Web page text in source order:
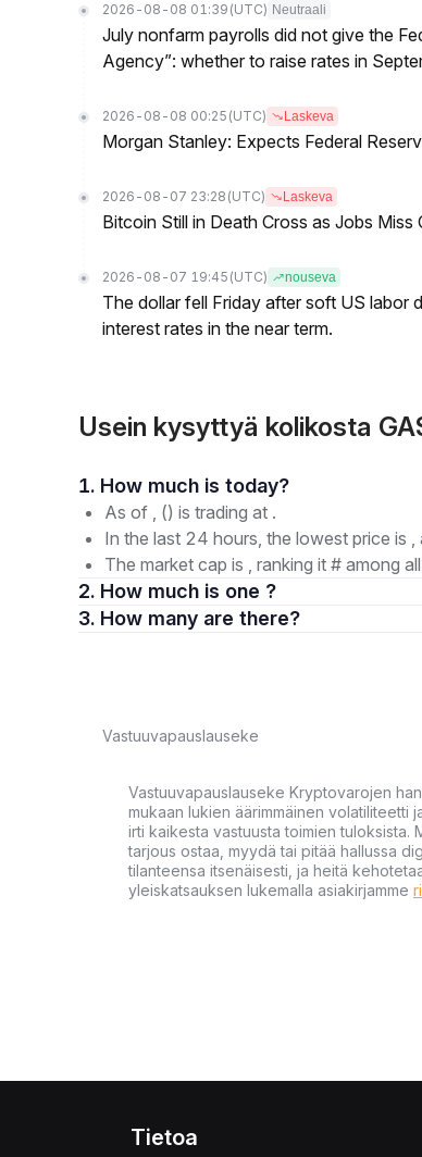
2026-08-08 01:39 (UTC) Neutraali
July nonfarm payrolls did not give the
Agency”: whether to raise rates in
2026-08-08 00:25 (UTC) Laskeva
Morgan Stanley: Expects Federal
2026-08-07 23:28 (UTC) Laskeva
Bitcoin Still in Death Cross as Jobs
2026-08-07 19:45 (UTC) nouseva
The dollar fell Friday after soft US labor
interest rates in the near term.
Usein kysyttyä kolikosta
1. How much is today?
As of , () is trading at .
In the last 24 hours, the lowest price is
The market cap is , ranking it # among
2. How much is one ?
3. How many are there?
Vastuuvapauslauseke
Vastuuvapauslauseke Kryptovarojen
mukaan lukien äärimmäinen volatiliteetti
irti kaikesta vastuusta toimien
tarjous ostaa, myydä tai pitää hallussa
tilanteensa itsenäisesti, ja heitä
yleiskatsauksen lukemalla asiakirjamme
Tietoa